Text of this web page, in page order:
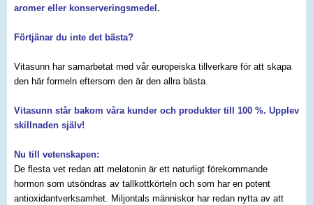
aromer eller konserveringsmedel .
Förtjänar du inte det bästa?
Vitasunn har samarbetat med vår europeiska tillverkare för att skapa
den här formeln eftersom den är den allra bästa.
Vitasunn står bakom våra kunder och produkter till 100 %. Upplev
skillnaden själv!
Nu till vetenskapen:
De flesta vet redan att melatonin är ett naturligt förekommande
hormon som utsöndras av tallkottkörteln och som har en potent
antioxidantverksamhet. Miljontals människor har redan nytta av att